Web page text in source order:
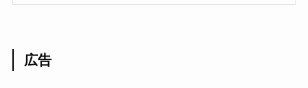
広告